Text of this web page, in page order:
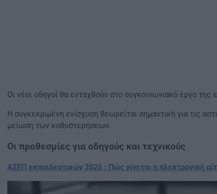
Οι νέοι οδηγοί θα ενταχθούν στο συγκοινωνιακό έργο
Η συγκεκριμένη ενίσχυση θεωρείται σημαντική για τις
μείωση των καθυστερήσεων.
Οι προθεσμίες για οδηγούς και τεχνικούς
ΑΣΕΠ εκπαιδευτικών 2026 : Πώς γίνεται η ηλεκτρονική